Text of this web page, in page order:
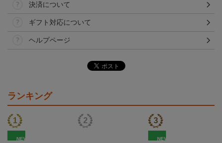
決済について
ギフト対応について
ヘルプページ
ランキング
NEW NEW